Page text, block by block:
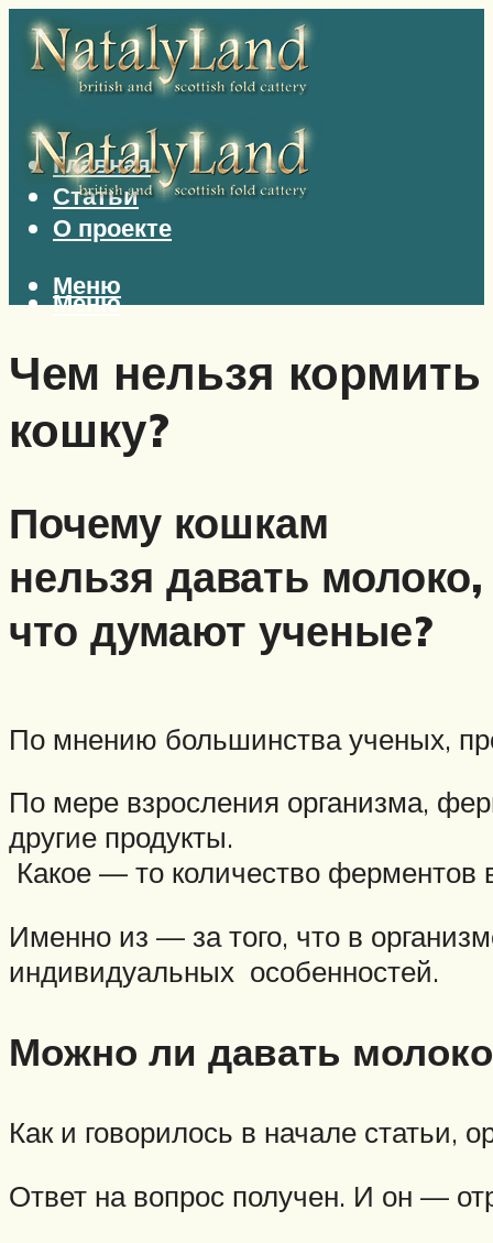
Главная
Статьи
О проекте
Меню
Меню
Чем нельзя кормить
кошку?
Почему кошкам
нельзя давать молоко,
что думают ученые?
По мнению большинства ученых,
По мере взросления организма,
другие продукты.
Какое — то количество ферментов
Именно из — за того, что в
индивидуальных особенностей.
Можно ли давать
Как и говорилось в начале статьи,
Ответ на вопрос получен. И он —